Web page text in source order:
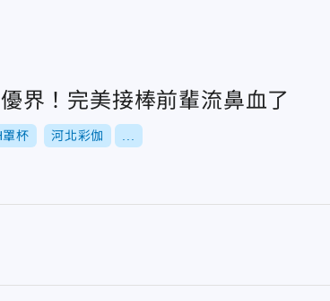
界！完美接棒前輩流鼻血了
罩杯 河北彩伽